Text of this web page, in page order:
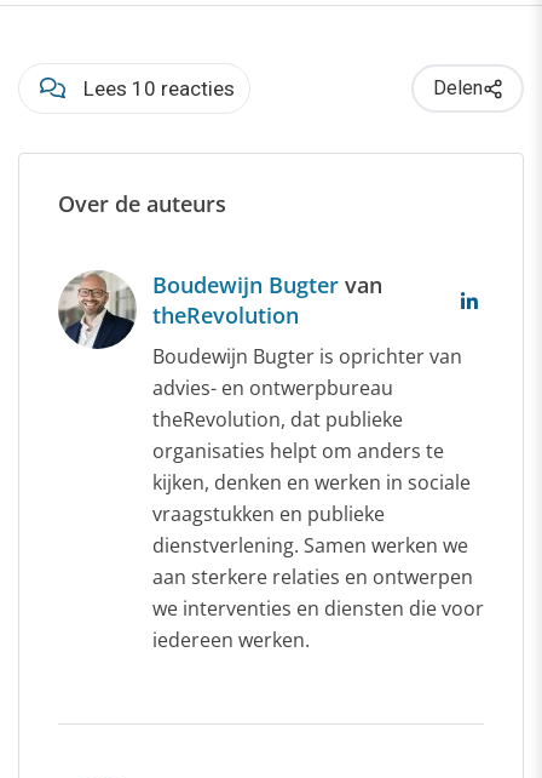
Lees 10 reacties Delen
Over de auteurs
Boudewijn Bugter van
theRevolution
Boudewijn Bugter is oprichter van
advies- en ontwerpbureau
theRevolution, dat publieke
organisaties helpt om anders te
kijken, denken en werken in sociale
vraagstukken en publieke
dienstverlening. Samen werken we
aan sterkere relaties en ontwerpen
we interventies en diensten die voor
iedereen werken.